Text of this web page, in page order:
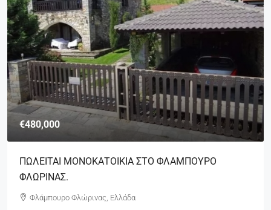
€480,000
ΠΩΛΕΙΤΑΙ ΜΟΝΟΚΑΤΟΙΚΙΑ ΣΤΟ ΦΛΑΜΠΟΥΡΟ
ΦΛΩΡΙΝΑΣ.
Φλάμπουρο Φλώρινας, Ελλάδα